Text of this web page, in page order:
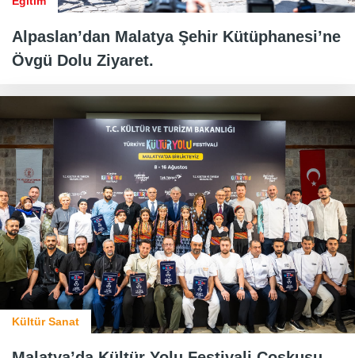
Alpaslan’dan Malatya Şehir Kütüphanesi’ne
Övgü Dolu Ziyaret.
Kültür Sanat